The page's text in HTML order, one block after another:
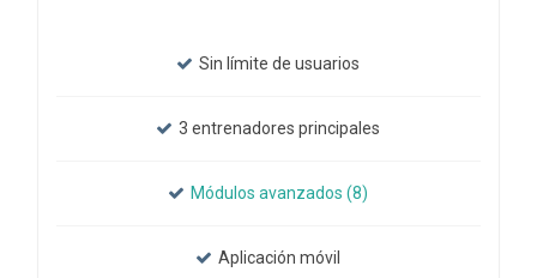
Sin límite de usuarios
3 entrenadores principales
Módulos avanzados (8)
Aplicación móvil